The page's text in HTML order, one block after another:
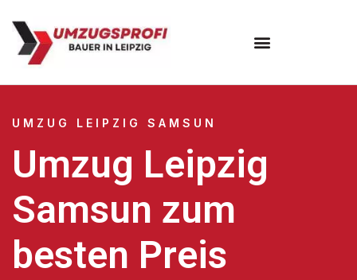
UMZUG LEIPZIG SAMSUN
Umzug Leipzig
Samsun zum
besten Preis